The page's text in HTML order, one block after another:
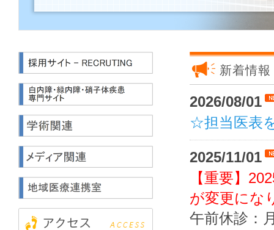
新着情報
2026/08/01
☆担当医表
2025/11/01
【重要】
が変更にな
午前休診：